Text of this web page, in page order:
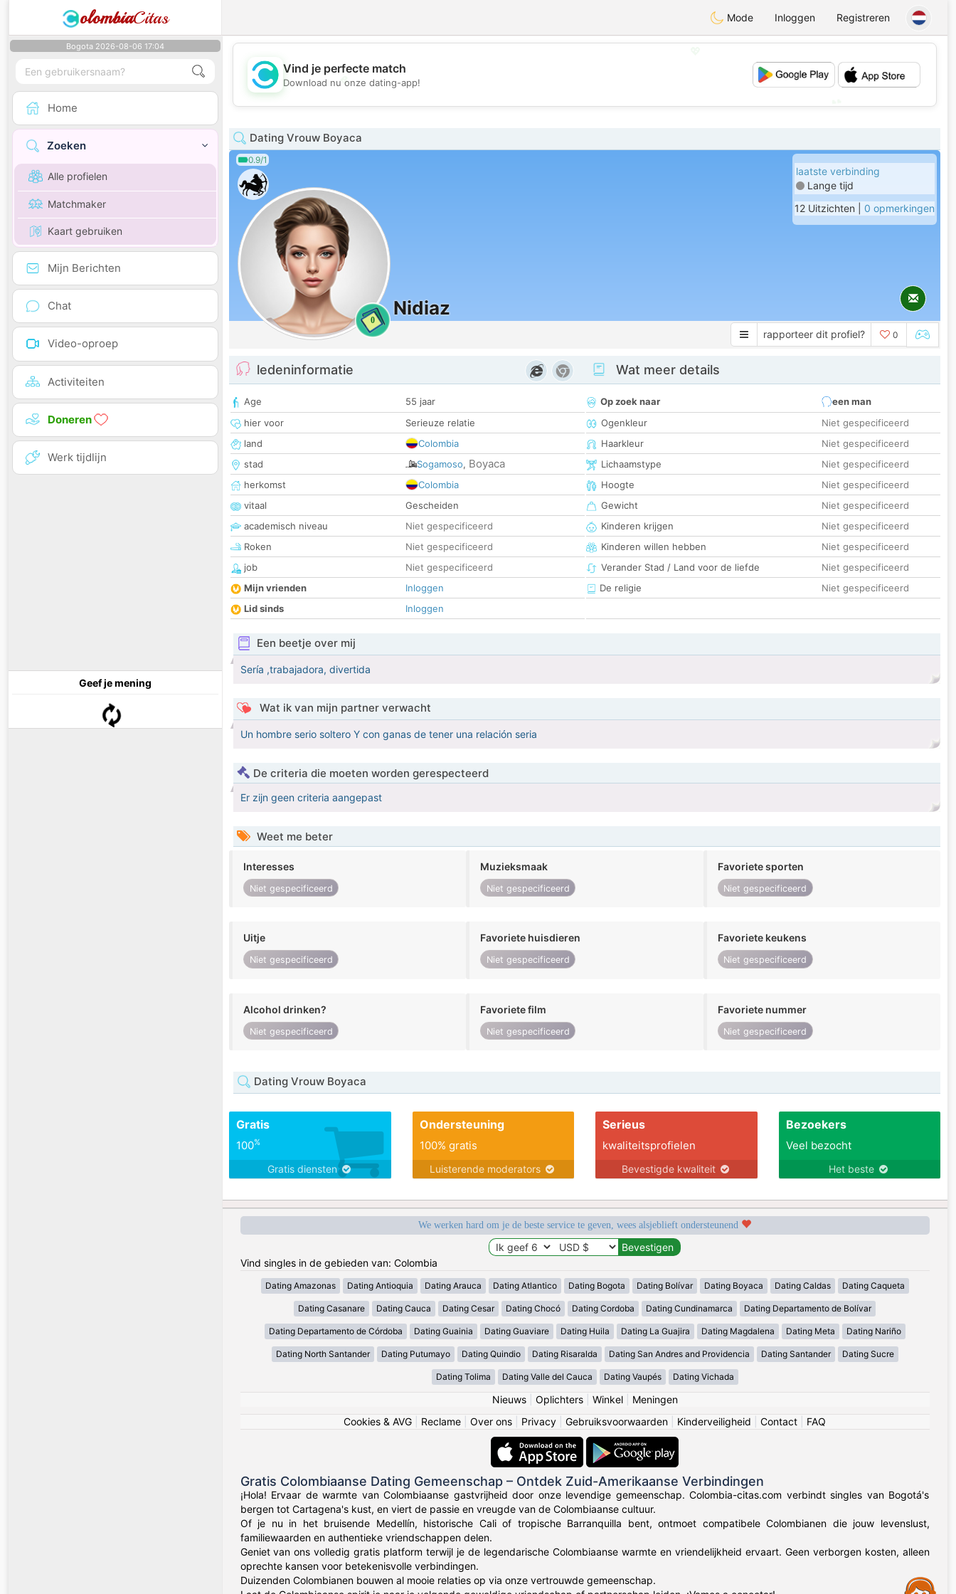
olombiaCitas Mode Inloggen Registreren
Bogota 2026-08-06 17:04
Home
Zoeken
Alle profielen
Matchmaker
Kaart gebruiken
Mijn Berichten
Chat
Video-oproep
Activiteiten
Doneren
Werk tijdlijn
Geef je mening
💖
💕
Vind je perfecte match
Download nu onze dating-app!
Dating Vrouw Boyaca
0.9/1
0
Nidiaz
laatste verbinding
Lange tijd
12 Uitzichten | 0 opmerkingen
rapporteer dit profiel? 0
ledeninformatie
Age
55 jaar
hier voor
Serieuze relatie
land
Colombia
stad
Sogamoso, Boyaca
herkomst
Colombia
vitaal
Gescheiden
academisch niveau
Niet gespecificeerd
Roken
Niet gespecificeerd
job
Niet gespecificeerd
Mijn vrienden
Inloggen
Lid sinds
Inloggen
Wat meer details
Op zoek naar
een man
Ogenkleur
Niet gespecificeerd
Haarkleur
Niet gespecificeerd
Lichaamstype
Niet gespecificeerd
Hoogte
Niet gespecificeerd
Gewicht
Niet gespecificeerd
Kinderen krijgen
Niet gespecificeerd
Kinderen willen hebben
Niet gespecificeerd
Verander Stad / Land voor de liefde
Niet gespecificeerd
De religie
Niet gespecificeerd
Een beetje over mij
Sería ,trabajadora, divertida
Wat ik van mijn partner verwacht
Un hombre serio soltero Y con ganas de tener una relación seria
De criteria die moeten worden gerespecteerd
Er zijn geen criteria aangepast
Weet me beter
Interesses
Niet gespecificeerd
Muzieksmaak
Niet gespecificeerd
Favoriete sporten
Niet gespecificeerd
Uitje
Niet gespecificeerd
Favoriete huisdieren
Niet gespecificeerd
Favoriete keukens
Niet gespecificeerd
Alcohol drinken?
Niet gespecificeerd
Favoriete film
Niet gespecificeerd
Favoriete nummer
Niet gespecificeerd
Dating Vrouw Boyaca
Gratis
100%
Gratis diensten
Ondersteuning
100% gratis
Luisterende moderators
Serieus
kwaliteitsprofielen
Bevestigde kwaliteit
Bezoekers
Veel bezocht
Het beste
We werken hard om je de beste service te geven, wees alsjeblieft ondersteunend
Vind singles in de gebieden van: Colombia
Dating Amazonas Dating Antioquia Dating Arauca Dating Atlantico Dating Bogota Dating Bolívar Dating Boyaca Dating Caldas Dating Caqueta
Dating Casanare Dating Cauca Dating Cesar Dating Chocó Dating Cordoba Dating Cundinamarca Dating Departamento de Bolívar
Dating Departamento de Córdoba Dating Guainia Dating Guaviare Dating Huila Dating La Guajira Dating Magdalena Dating Meta Dating Nariño
Dating North Santander Dating Putumayo Dating Quindio Dating Risaralda Dating San Andres and Providencia Dating Santander Dating Sucre
Dating Tolima Dating Valle del Cauca Dating Vaupés Dating Vichada
Nieuws| Oplichters| Winkel| Meningen
Cookies & AVG
Reclame Over ons Privacy Gebruiksvoorwaarden Kinderveiligheid Contact FAQ
Gratis Colombiaanse Dating Gemeenschap – Ontdek Zuid-Amerikaanse Verbindingen
¡Hola! Ervaar de warmte van Colombiaanse gastvrijheid door onze levendige gemeenschap. Colombia-citas.com verbindt singles van Bogotá's
bergen tot Cartagena's kust, en viert de passie en vreugde van de Colombiaanse cultuur.
Of je nu in het bruisende Medellín, historische Cali of tropische Barranquilla bent, ontmoet compatibele Colombianen die jouw levenslust,
familiewaarden en authentieke vriendschappen delen.
Geniet van ons volledig gratis platform terwijl je de legendarische Colombiaanse warmte en vriendelijkheid ervaart. Geen verborgen kosten, alleen
oprechte kansen voor betekenisvolle verbindingen.
Duizenden Colombianen bouwen al mooie relaties op via onze vertrouwde gemeenschap.